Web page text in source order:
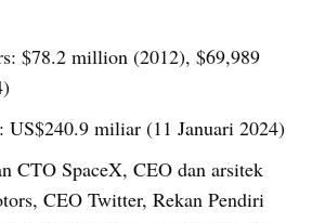
$78.2 million (2012), $69,989
US$240.9 miliar (11 Januari 2024)
CTO SpaceX, CEO dan arsitek
CEO Twitter, Rekan Pendiri